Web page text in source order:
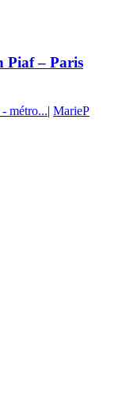
Piaf – Paris
métro...| MarieP